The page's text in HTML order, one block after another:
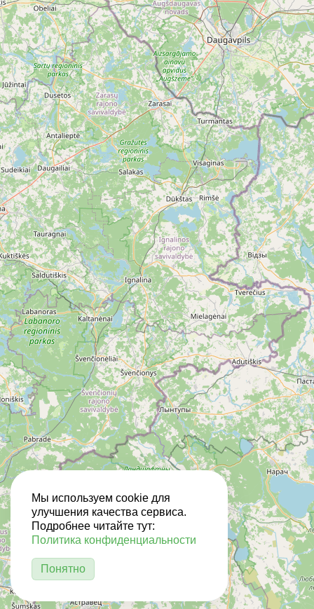
Мы используем cookie для
улучшения качества сервиса.
Подробнее читайте тут:
Политика конфиденциальности
Понятно